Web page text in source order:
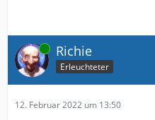
Online Richie
Erleuchteter
12. Februar 2022 um 13:50